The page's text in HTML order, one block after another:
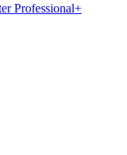
Professional+